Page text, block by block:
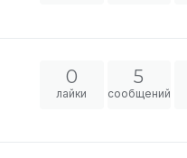
0
лайки
5
сообщений